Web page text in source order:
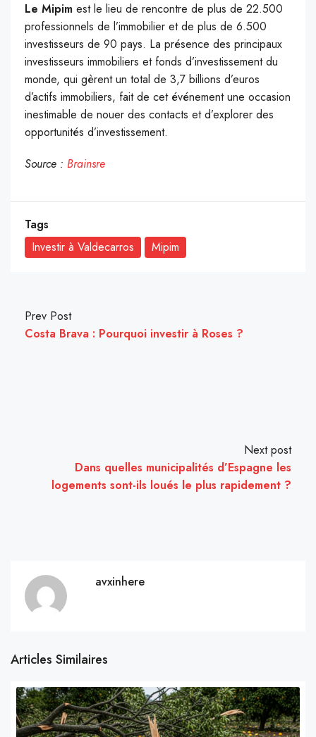
Le Mipim est le lieu de rencontre de plus de 22.500
professionnels de l’immobilier et de plus de 6.500
investisseurs de 90 pays. La présence des principaux
investisseurs immobiliers et fonds d’investissement du
monde, qui gèrent un total de 3,7 billions d’euros
d’actifs immobiliers, fait de cet événement une occasion
inestimable de nouer des contacts et d’explorer des
opportunités d’investissement.
Source : Brainsre
Tags
Investir à Valdecarros
Mipim
Prev Post
Costa Brava : Pourquoi investir à Roses ?
Next post
Dans quelles municipalités d’Espagne les
logements sont-ils loués le plus rapidement ?
avxinhere
Articles Similaires